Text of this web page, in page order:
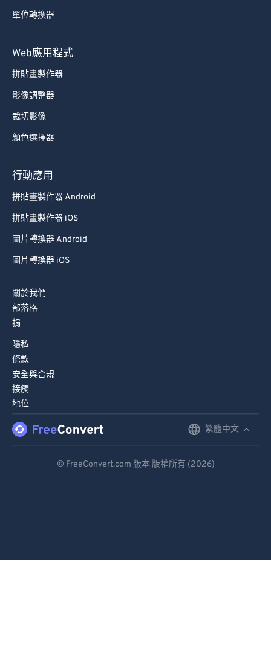
單位轉換器
Web應用程式
拼貼畫製作器
影像調整器
裁切影像
顏色選擇器
行動應用
拼貼畫製作器 Android
拼貼畫製作器 iOS
圖片轉換器 Android
圖片轉換器 iOS
關於我們
部落格
捐
隱私
條款
安全與合規
接觸
地位
繁體中文
© FreeConvert.com 版本 版權所有 (2026)